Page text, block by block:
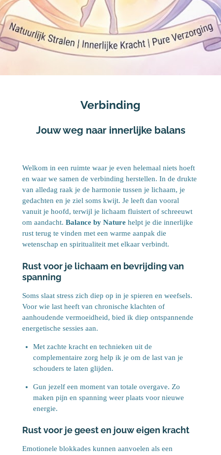
Verbinding
Jouw weg naar innerlijke balans
Welkom in een ruimte waar je even helemaal niets hoeft
en waar we samen de verbinding herstellen. In de drukte
van alledag raak je de harmonie tussen je lichaam, je
gedachten en je ziel soms kwijt. Je leeft dan vooral
vanuit je hoofd, terwijl je lichaam fluistert of schreeuwt
om aandacht. Balance by Naturehelpt je die innerlijke
rust terug te vinden met een warme aanpak die
wetenschap en spiritualiteit met elkaar verbindt.
Rust voor je lichaam en bevrijding van
spanning
Soms slaat stress zich diep op in je spieren en weefsels.
Voor wie last heeft van chronische klachten of
aanhoudende vermoeidheid, bied ik diep ontspannende
energetische sessies aan.
Met zachte kracht en technieken uit de
complementaire zorg help ik je om de last van je
schouders te laten glijden.
Gun jezelf een moment van totale overgave. Zo
maken pijn en spanning weer plaats voor nieuwe
energie.
Rust voor je geest en jouw eigen kracht
Emotionele blokkades kunnen aanvoelen als een